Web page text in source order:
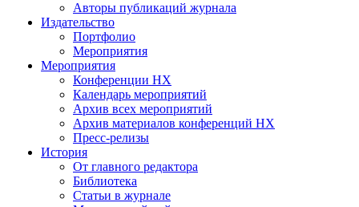
Авторы публикаций журнала
Издательство
Портфолио
Мероприятия
Мероприятия
Конференции НХ
Календарь мероприятий
Архив всех мероприятий
Архив материалов конференций НХ
Пресс-релизы
История
От главного редактора
Библиотека
Статьи в журнале